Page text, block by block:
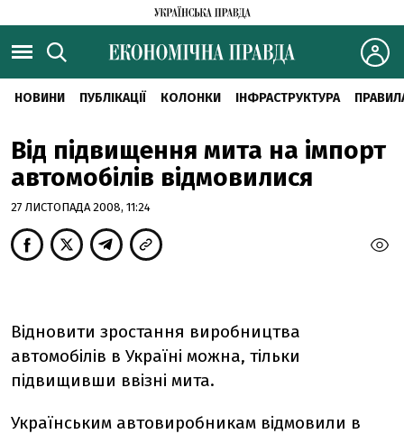
НОВИНИ ПУБЛІКАЦІЇ КОЛОНКИ ІНФРАСТРУКТУРА
Від підвищення мита на імпорт
автомобілів відмовилися
27 ЛИСТОПАДА 2008, 11:24
Відновити зростання виробництва
автомобілів в Україні можна, тільки
підвищивши ввізні мита.
Українським автовиробникам відмовили в